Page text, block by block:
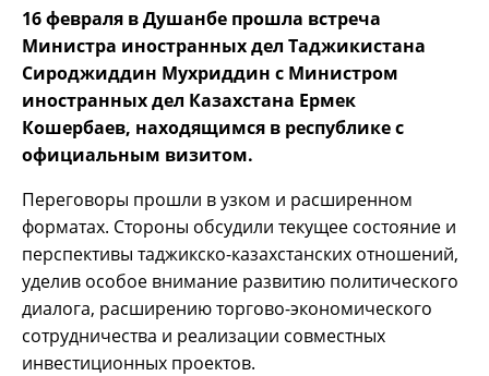
16 февраля в Душанбе прошла встреча
Министра иностранных дел Таджикистана
Сироджиддин Мухриддин с Министром
иностранных дел Казахстана Ермек
Кошербаев, находящимся в республике с
официальным визитом.
Переговоры прошли в узком и расширенном
форматах. Стороны обсудили текущее состояние и
перспективы таджикско-казахстанских отношений,
уделив особое внимание развитию политического
диалога, расширению торгово-экономического
сотрудничества и реализации совместных
инвестиционных проектов.